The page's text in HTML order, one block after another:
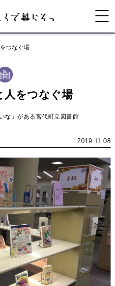
つなぐ場
人をつなぐ場
な」がある宮代町立図書館
2019.11.08